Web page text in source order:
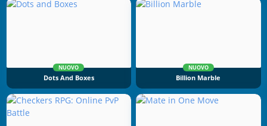
NUOVO
Dots And Boxes
NUOVO
Billion Marble